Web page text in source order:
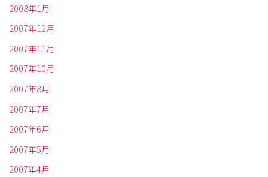
2008年1月
2007年12月
2007年11月
2007年10月
2007年8月
2007年7月
2007年6月
2007年5月
2007年4月